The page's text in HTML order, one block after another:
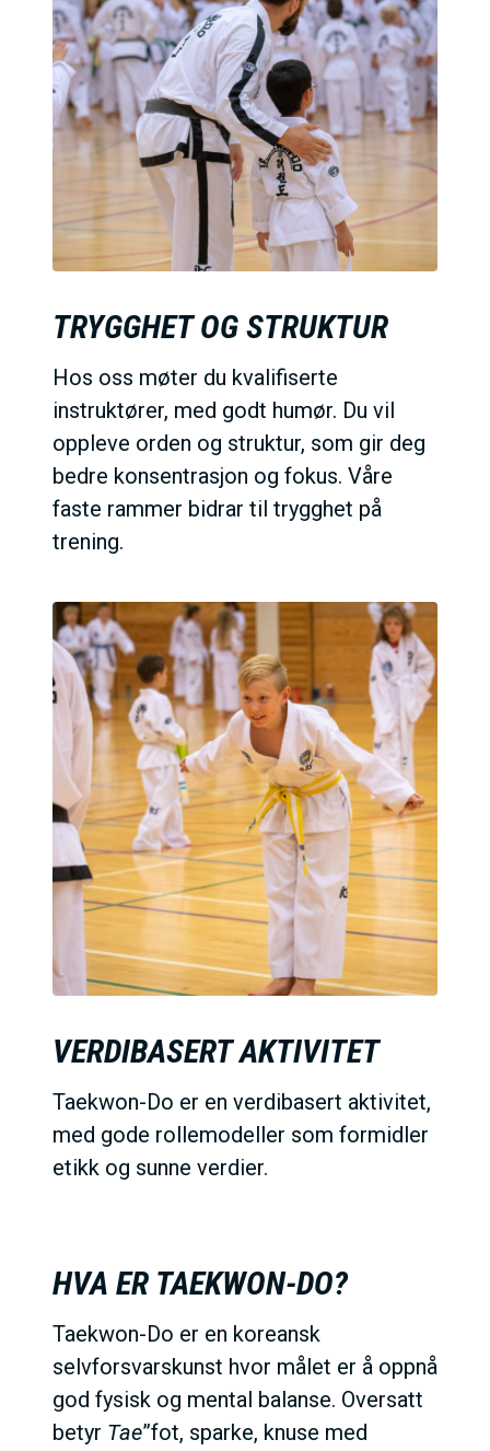
TRYGGHET OG STRUKTUR
Hos oss møter du kvalifiserte
instruktører, med godt humør. Du vil
oppleve orden og struktur, som gir deg
bedre konsentrasjon og fokus. Våre
faste rammer bidrar til trygghet på
trening.
VERDIBASERT AKTIVITET
Taekwon-Do er en verdibasert aktivitet,
med gode rollemodeller som formidler
etikk og sunne verdier.
HVA ER TAEKWON-DO?
Taekwon-Do er en koreansk
selvforsvarskunst hvor målet er å oppnå
god fysisk og mental balanse. Oversatt
betyr Tae”fot, sparke, knuse med